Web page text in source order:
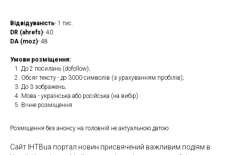
Відвідуваність- 1 тис.
DR (ahrefs)- 40
DA (moz)- 48
Умови розміщення:
До 2 посилань (dofollow);
Обсяг тексту - до 3000 символів (з урахуванням пробілів);
До 3 зображень;
Мова - українська або російська (на вибір)
Вічне розміщення
Розміщення без анонсу на головній не актуальною датою
Сайт IHTBua портал новин присвячений важливим подіям в